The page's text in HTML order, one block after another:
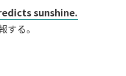
sunshine.
る。